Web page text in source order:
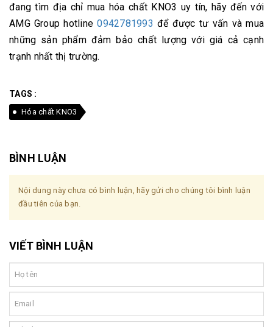
đang tìm địa chỉ mua hóa chất KNO3 uy tín, hãy đến với
AMG Group hotline0942781993 để được tư vấn và mua
những sản phẩm đảm bảo chất lượng với giá cả cạnh
trạnh nhất thị trường.
TAGS :
Hóa chất KNO3
BÌNH LUẬN
Nội dung này chưa có bình luận, hãy gửi cho chúng tôi bình luận
đầu tiên của bạn.
VIẾT BÌNH LUẬN